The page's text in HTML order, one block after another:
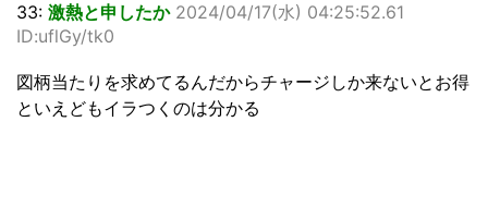
33: 激熱と申したか 2024/04/17(水) 04:25:52.61
ID:uflGy/tk0
図柄当たりを求めてるんだからチャージしか来ないとお得
といえどもイラつくのは分かる